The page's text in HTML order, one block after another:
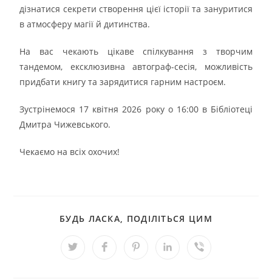
дізнатися секрети створення цієї історії та зануритися
в атмосферу магії й дитинства.
На вас чекають цікаве спілкування з творчим
тандемом, ексклюзивна автограф-сесія, можливість
придбати книгу та зарядитися гарним настроєм.
Зустрінемося 17 квітня 2026 року о 16:00 в Бібліотеці
Дмитра Чижевського.
Чекаємо на всіх охочих!
БУДЬ ЛАСКА, ПОДІЛІТЬСЯ ЦИМ